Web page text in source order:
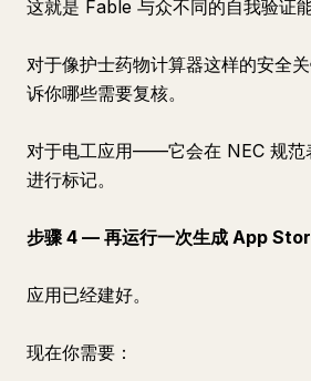
这就是 Fable 与众不同的自我验证能
对于像护士药物计算器这样的安全
诉你哪些需要复核。
对于电工应用——它会在 NEC 规范
进行标记。
步骤 4 — 再运行一次生成 App
应用已经建好。
现在你需要：